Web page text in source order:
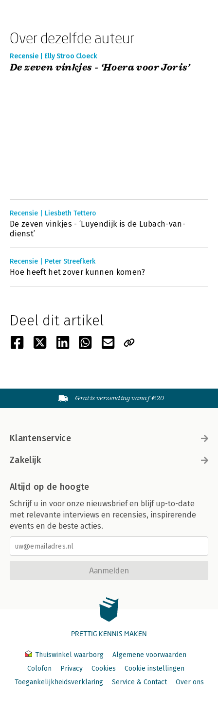
Over dezelfde auteur
Recensie | Elly Stroo Cloeck
De zeven vinkjes - ‘Hoera voor Joris’
Recensie | Liesbeth Tettero
De zeven vinkjes - ‘Luyendijk is de Lubach-van-
dienst’
Recensie | Peter Streefkerk
Hoe heeft het zover kunnen komen?
Deel dit artikel
Gratis verzending vanaf €20
Klantenservice
Zakelijk
Altijd op de hoogte
Schrijf u in voor onze nieuwsbrief en blijf up-to-date
met relevante interviews en recensies, inspirerende
events en de beste acties.
Aanmelden
PRETTIG KENNIS MAKEN
Thuiswinkel waarborg
Algemene voorwaarden
Colofon
Privacy Cookies
Cookie instellingen
Toegankelijkheidsverklaring
Service & Contact Over ons